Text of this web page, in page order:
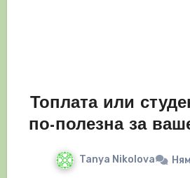
Топлата или
по-полезна за
Tanya Nikolova